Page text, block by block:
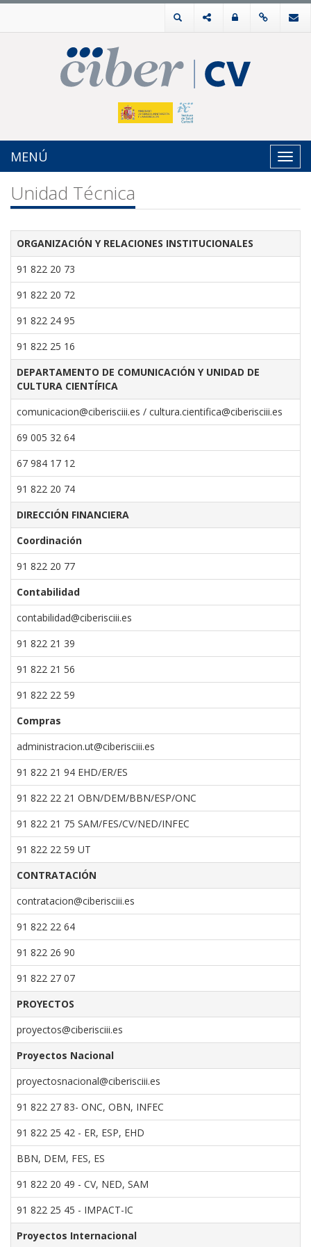
MENÚ
Unidad Técnica
ORGANIZACIÓN Y RELACIONES INSTITUCIONALES
91 822 20 73
91 822 20 72
91 822 24 95
91 822 25 16
DEPARTAMENTO DE COMUNICACIÓN Y UNIDAD DE
CULTURA CIENTÍFICA
comunicacion@ciberisciii.es / cultura.cientifica@ciberisciii.es
69 005 32 64
67 984 17 12
91 822 20 74
DIRECCIÓN FINANCIERA
Coordinación
91 822 20 77
Contabilidad
contabilidad@ciberisciii.es
91 822 21 39
91 822 21 56
91 822 22 59
Compras
administracion.ut@ciberisciii.es
91 822 21 94 EHD/ER/ES
91 822 22 21 OBN/DEM/BBN/ESP/ONC
91 822 21 75 SAM/FES/CV/NED/INFEC
91 822 22 59 UT
CONTRATACIÓN
contratacion@ciberisciii.es
91 822 22 64
91 822 26 90
91 822 27 07
PROYECTOS
proyectos@ciberisciii.es
Proyectos Nacional
proyectosnacional@ciberisciii.es
91 822 27 83- ONC, OBN, INFEC
91 822 25 42 - ER, ESP, EHD
BBN, DEM, FES, ES
91 822 20 49 - CV, NED, SAM
91 822 25 45 - IMPACT-IC
Proyectos Internacional